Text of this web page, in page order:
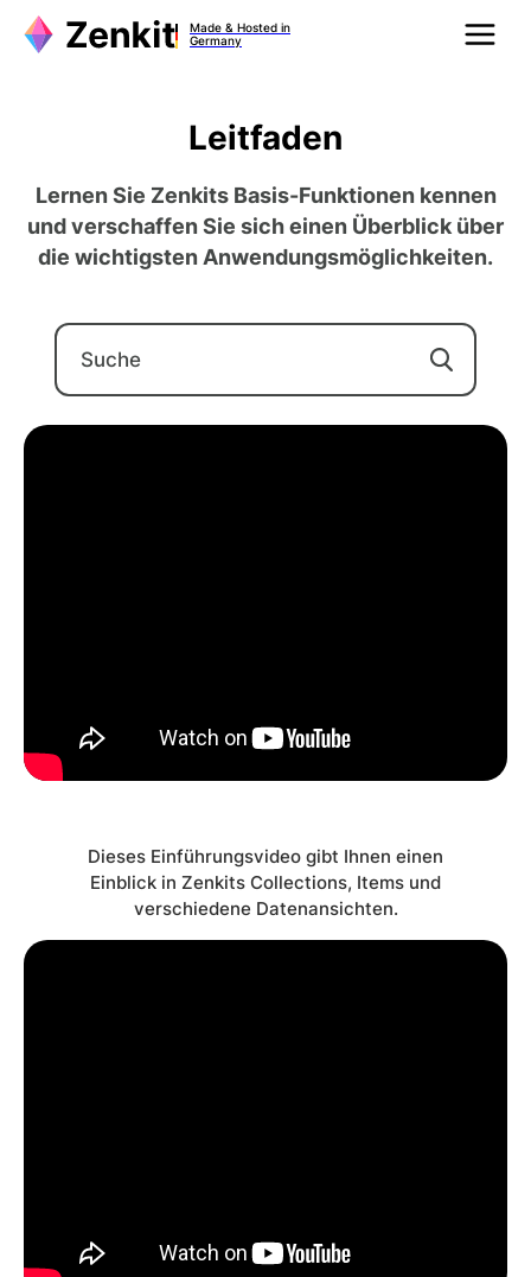
Made & Hosted in
Germany
Leitfaden
Lernen Sie Zenkits Basis-Funktionen kennen
und verschaffen Sie sich einen Überblick über
die wichtigsten Anwendungsmöglichkeiten.
Dieses Einführungsvideo gibt Ihnen einen
Einblick in Zenkits Collections, Items und
verschiedene Datenansichten.